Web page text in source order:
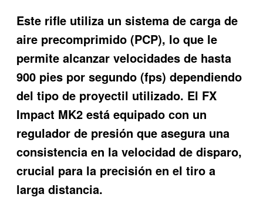
Este rifle utiliza un sistema de carga de
aire precomprimido (PCP), lo que le
permite alcanzar velocidades de hasta
900 pies por segundo (fps) dependiendo
del tipo de proyectil utilizado. El FX
Impact MK2 está equipado con un
regulador de presión que asegura una
consistencia en la velocidad de disparo,
crucial para la precisión en el tiro a
larga distancia.